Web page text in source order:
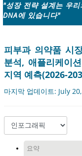
"성장 전략 설계는 우리
DNA에 있습니다"
피부과 의약품 시
분석, 애플리케이
지역 예측(2026-
마지막 업데이트: July
요약